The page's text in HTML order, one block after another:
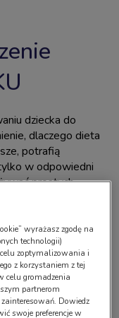
dziecka do
dlaczego dieta
potrafią
w odpowiedni
prostych
dla samochodu
nie pojedzie, tak
dziecko zacznie
co pozwala mu
pomóc
to nie tylko
na dbanie o
wyrażasz zgodę na
technologii)
zoptymalizowania i
z korzystaniem z tej
celu gromadzenia
partnerom
Dowiedz
swoje preferencje w